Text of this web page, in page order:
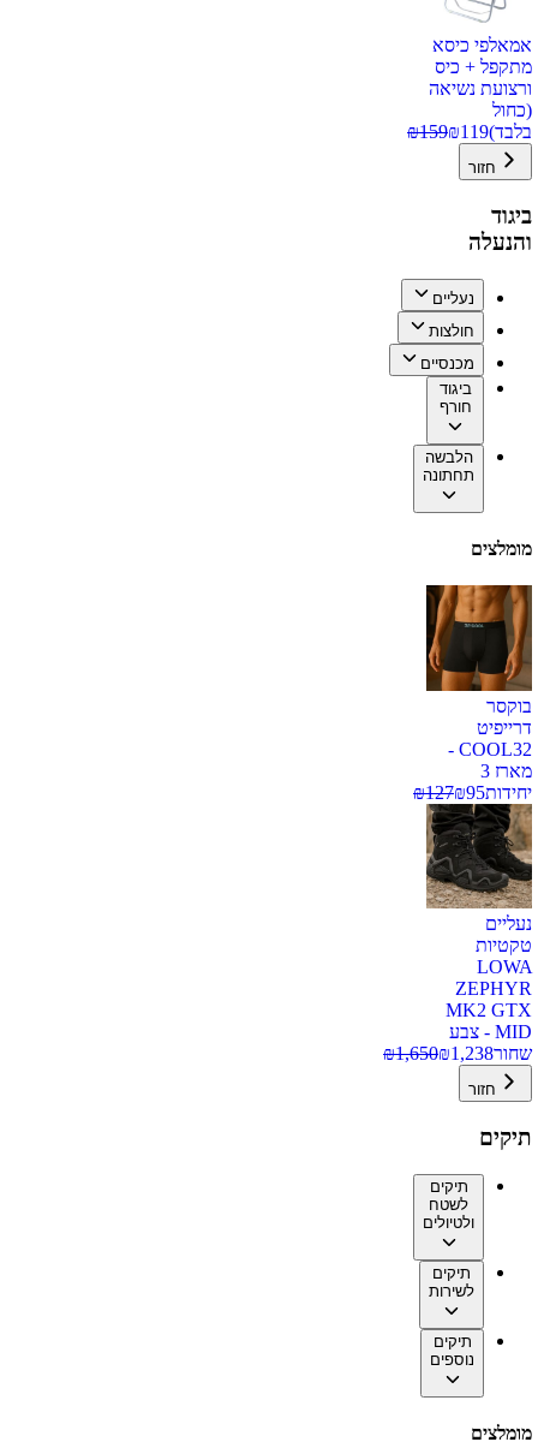
אמאלפי כיסא
מתקפל + כיס
ורצועת נשיאה
(כחול
בלבד)
₪119
₪159
חזור
ביגוד
והנעלה
נעליים
חולצות
מכנסיים
ביגוד
חורף
הלבשה
תחתונה
מומלצים
בוקסר
דרייפיט
COOL32 -
מארז 3
יחידות
₪95
₪127
נעליים
טקטיות
LOWA
ZEPHYR
MK2 GTX
MID - צבע
שחור
₪1,238
₪1,650
חזור
תיקים
תיקים
לשטח
ולטיולים
תיקים
לשירות
תיקים
נוספים
מומלצים